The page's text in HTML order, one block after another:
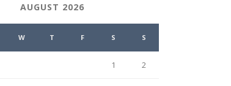
AUGUST 2026
W T F S S
1 2